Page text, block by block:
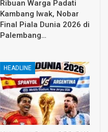
Ribuan Warga Padati
Kambang Iwak, Nobar
Final Piala Dunia 2026 di
Palembang…
HEADLINE